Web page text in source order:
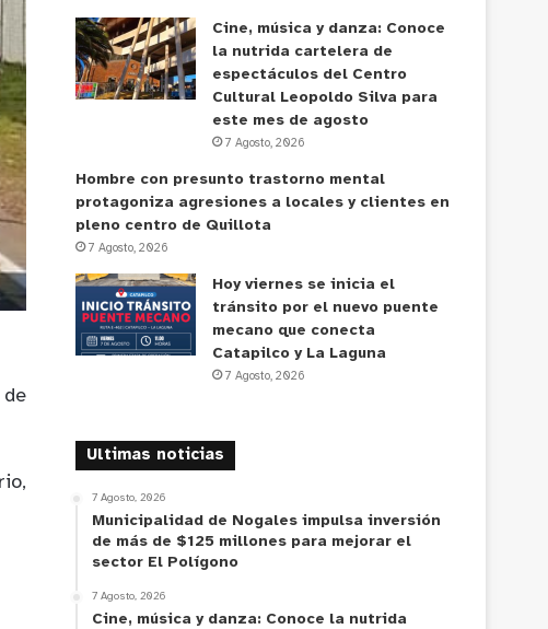
Cine, música y danza: Conoce
la nutrida cartelera de
espectáculos del Centro
Cultural Leopoldo Silva para
este mes de agosto
7 Agosto, 2026
Hombre con presunto trastorno mental
protagoniza agresiones a locales y clientes en
pleno centro de Quillota
7 Agosto, 2026
Hoy viernes se inicia el
tránsito por el nuevo puente
mecano que conecta
Catapilco y La Laguna
7 Agosto, 2026
Ultimas noticias
7 Agosto, 2026
Municipalidad de Nogales impulsa inversión
de más de $125 millones para mejorar el
sector El Polígono
7 Agosto, 2026
Cine, música y danza: Conoce la nutrida